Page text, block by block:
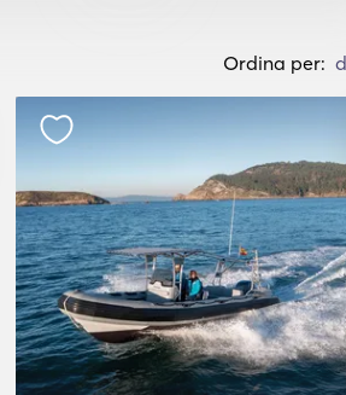
Ordina per: